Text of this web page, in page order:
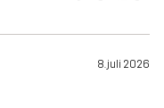
8. juli 2026